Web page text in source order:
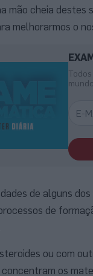
mão cheia destes
melhorarmos o
mundo
de alguns
de
ou com
os